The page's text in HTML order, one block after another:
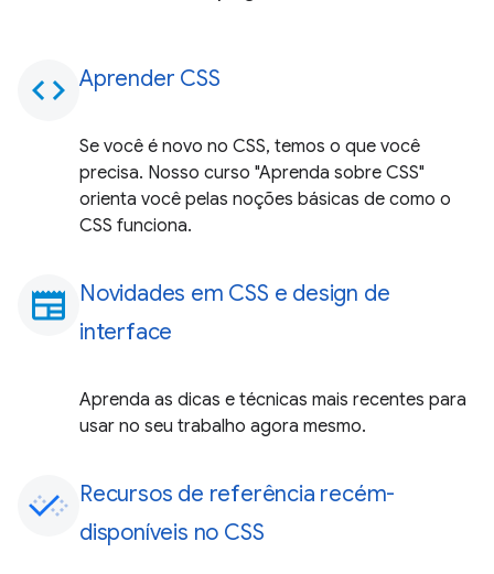
code Aprender CSS
Se você é novo no CSS, temos o que você
precisa. Nosso curso "Aprenda sobre CSS"
orienta você pelas noções básicas de como o
CSS funciona.
newspaper Novidades em CSS e design de
interface
Aprenda as dicas e técnicas mais recentes para
usar no seu trabalho agora mesmo.
Recursos de referência recém-
disponíveis no CSS